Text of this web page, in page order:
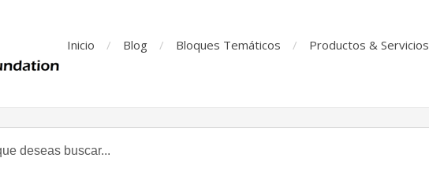
Inicio Blog Bloques Temáticos Productos & Servicios